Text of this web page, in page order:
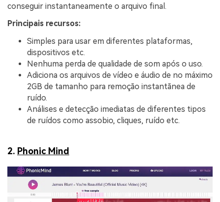
conseguir instantaneamente o arquivo final.
Principais recursos:
Simples para usar em diferentes plataformas,
dispositivos etc.
Nenhuma perda de qualidade de som após o uso.
Adiciona os arquivos de vídeo e áudio de no máximo
2GB de tamanho para remoção instantãnea de
ruído.
Análises e detecção imediatas de diferentes tipos
de ruídos como assobio, cliques, ruído etc.
2. Phonic Mind